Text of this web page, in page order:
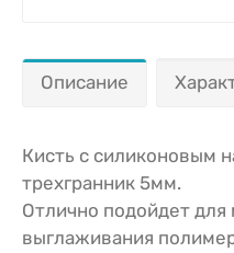
Описание
Кисть с силиконовым
трехгранник 5мм.
Отлично подойдет
выглаживания